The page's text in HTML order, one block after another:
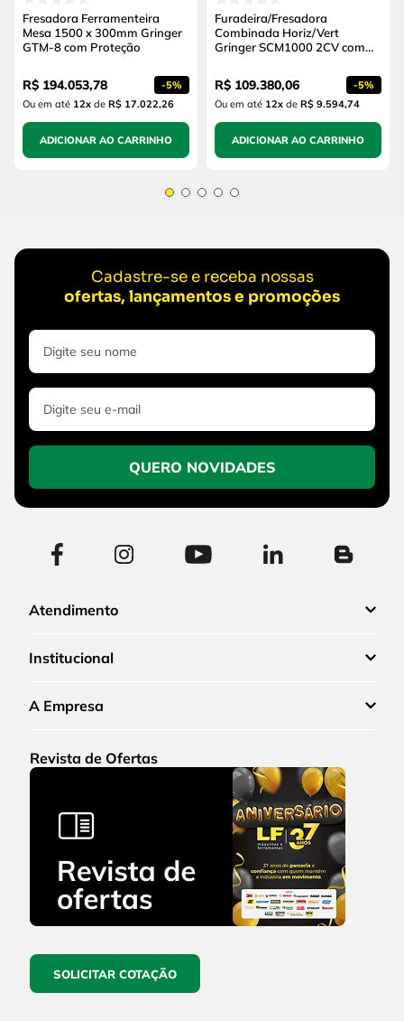
Fresadora Ferramenteira
Mesa 1500 x 300mm Gringer
GTM-8 com Proteção
R$ 194.053,78 -5%
Ou em até 12x de R$ 17.022,26
ADICIONAR AO CARRINHO
Furadeira/Fresadora
Combinada Horiz/Vert
Gringer SCM1000 2CV com
R$ 109.380,06 -5%
Ou em até 12x de R$ 9.594,74
ADICIONAR AO CARRINHO
Cadastre-se e receba nossas
ofertas, lançamentos e promoções
QUERO NOVIDADES
Atendimento
Institucional
A Empresa
Revista de Ofertas
SOLICITAR COTAÇÃO